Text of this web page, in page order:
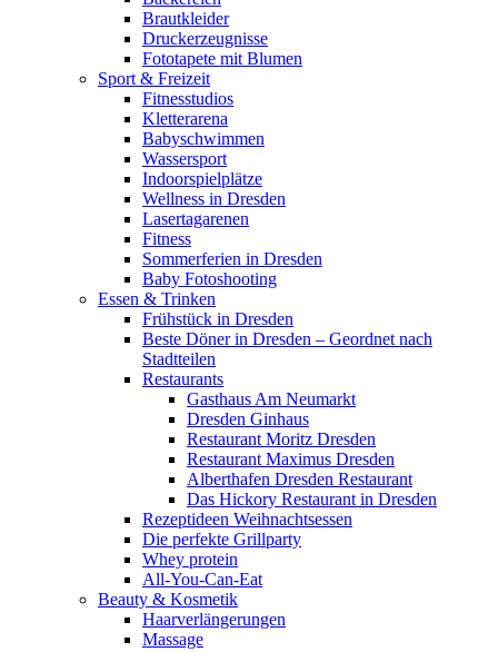
Brautkleider
Druckerzeugnisse
Fototapete mit Blumen
Sport & Freizeit
Fitnesstudios
Kletterarena
Babyschwimmen
Wassersport
Indoorspielplätze
Wellness in Dresden
Lasertagarenen
Fitness
Sommerferien in Dresden
Baby Fotoshooting
Essen & Trinken
Frühstück in Dresden
Beste Döner in Dresden – Geordnet nach
Stadtteilen
Restaurants
Gasthaus Am Neumarkt
Dresden Ginhaus
Restaurant Moritz Dresden
Restaurant Maximus Dresden
Alberthafen Dresden Restaurant
Das Hickory Restaurant in Dresden
Rezeptideen Weihnachtsessen
Die perfekte Grillparty
Whey protein
All-You-Can-Eat
Beauty & Kosmetik
Haarverlängerungen
Massage